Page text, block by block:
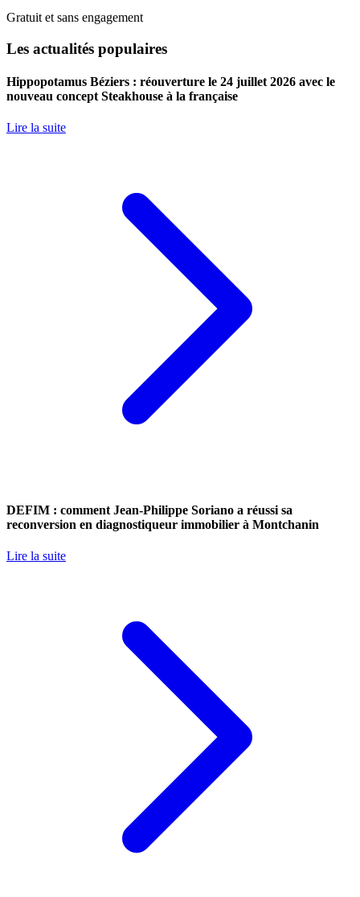
Gratuit et sans engagement
Les actualités populaires
Hippopotamus Béziers : réouverture le 24 juillet 2026 avec le
nouveau concept Steakhouse à la française
Lire la suite
DEFIM : comment Jean-Philippe Soriano a réussi sa
reconversion en diagnostiqueur immobilier à Montchanin
Lire la suite